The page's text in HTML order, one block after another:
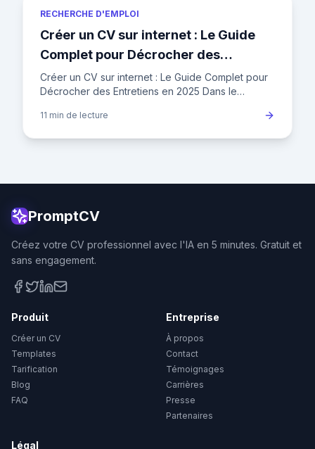
RECHERCHE D'EMPLOI
Créer un CV sur internet : Le Guide
Complet pour Décrocher des
Entretiens en 2025
Créer un CV sur internet : Le Guide Complet pour
Décrocher des Entretiens en 2025 Dans le
votre CV n'est plus un si
11 min de lecture
PromptCV
Créez votre CV professionnel avec l'IA en 5 minutes. Gratuit et
sans engagement.
Produit
Créer un CV
Templates
Tarification
Blog
FAQ
Entreprise
À propos
Contact
Témoignages
Carrières
Presse
Partenaires
Légal